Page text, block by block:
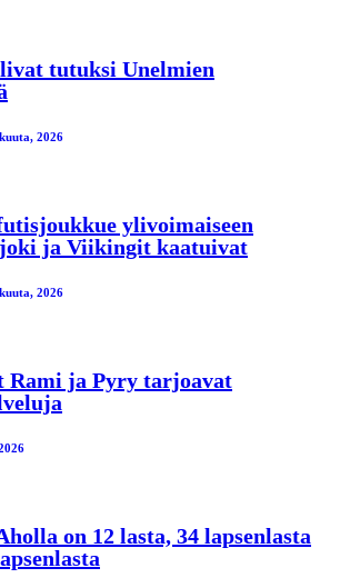
tutuksi Unelmien
2026
ylivoimaiseen
ja Viikingit kaatuivat
2026
ja Pyry tarjoavat
on 12 lasta, 34 lapsenlasta